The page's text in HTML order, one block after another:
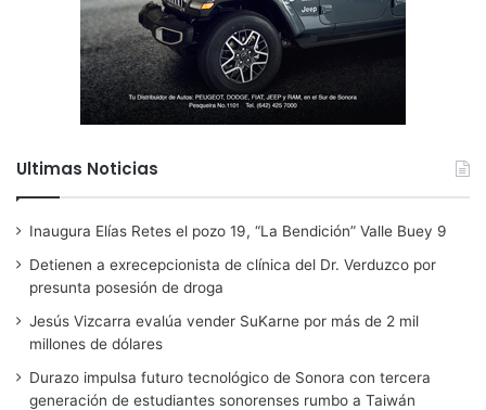
Ultimas Noticias
Inaugura Elías Retes el pozo 19, “La Bendición” Valle Buey 9
Detienen a exrecepcionista de clínica del Dr. Verduzco por
presunta posesión de droga
Jesús Vizcarra evalúa vender SuKarne por más de 2 mil
millones de dólares
Durazo impulsa futuro tecnológico de Sonora con tercera
generación de estudiantes sonorenses rumbo a Taiwán